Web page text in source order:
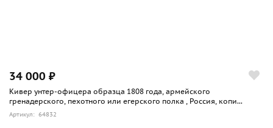
34 000 ₽
Кивер унтер-офицера образца 1808 года, армейского
гренадерского, пехотного или егерского полка , Россия, копи...
Артикул: 64832